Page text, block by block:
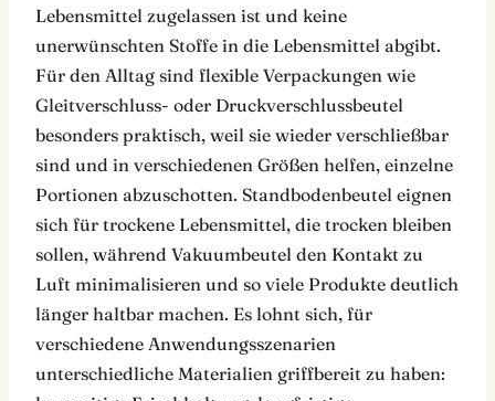
Lebensmittel zugelassen ist und keine
unerwünschten Stoffe in die Lebensmittel abgibt.
Für den Alltag sind flexible Verpackungen wie
Gleitverschluss- oder Druckverschlussbeutel
besonders praktisch, weil sie wieder verschließbar
sind und in verschiedenen Größen helfen, einzelne
Portionen abzuschotten. Standbodenbeutel eignen
sich für trockene Lebensmittel, die trocken bleiben
sollen, während Vakuumbeutel den Kontakt zu
Luft minimalisieren und so viele Produkte deutlich
länger haltbar machen. Es lohnt sich, für
verschiedene Anwendungsszenarien
unterschiedliche Materialien griffbereit zu haben: